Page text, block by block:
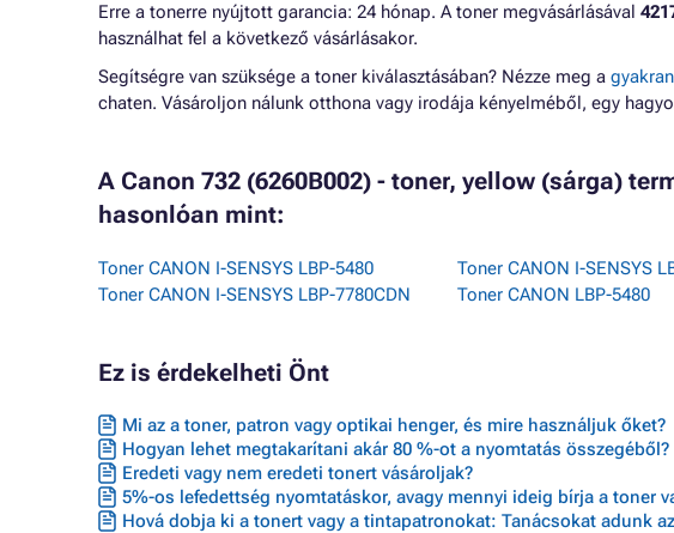
Erre a tonerre nyújtott garancia: 24 hónap. A toner megvásárlásával
használhat fel a következő vásárlásakor.
Segítségre van szüksége a toner kiválasztásában? Nézze meg a
chaten. Vásároljon nálunk otthona vagy irodája kényelméből, egy
A Canon 732 (6260B002) - toner, yellow (sárga)
hasonlóan mint:
Toner CANON I-SENSYS LBP-5480
Toner CANON I-SENSYS LBP-7780CDN
Toner CANON I-SENSYS
Toner CANON LBP-5480
Ez is érdekelheti Önt
Mi az a toner, patron vagy optikai henger, és mire használjuk őket?
Hogyan lehet megtakarítani akár 80 %-ot a nyomtatás
Eredeti vagy nem eredeti tonert vásároljak?
5%-os lefedettség nyomtatáskor, avagy mennyi ideig bírja a toner
Hová dobja ki a tonert vagy a tintapatronokat: Tanácsokat adunk